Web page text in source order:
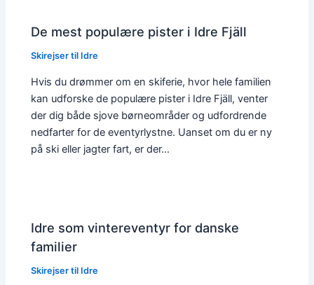
De mest populære pister i Idre Fjäll
Skirejser til Idre
Hvis du drømmer om en skiferie, hvor hele familien
kan udforske de populære pister i Idre Fjäll, venter
der dig både sjove børneområder og udfordrende
nedfarter for de eventyrlystne. Uanset om du er ny
på ski eller jagter fart, er der…
Idre som vintereventyr for danske
familier
Skirejser til Idre